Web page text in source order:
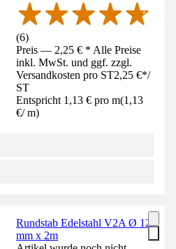
(6)
Preis — 2,25 € * Alle Preise
inkl. MwSt. und ggf. zzgl.
Versandkosten pro ST2,25 €*/
ST
Entspricht 1,13 € pro m(1,13
€/ m)
Rundstab Edelstahl V2A Ø 12
mm x 2m